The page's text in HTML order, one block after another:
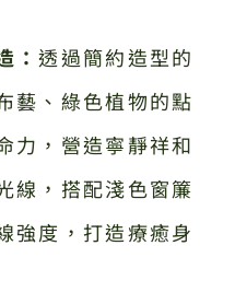
：透過簡約造型的
藝、綠色植物的點
力，營造寧靜祥和
線，搭配淺色窗簾
強度，打造療癒身